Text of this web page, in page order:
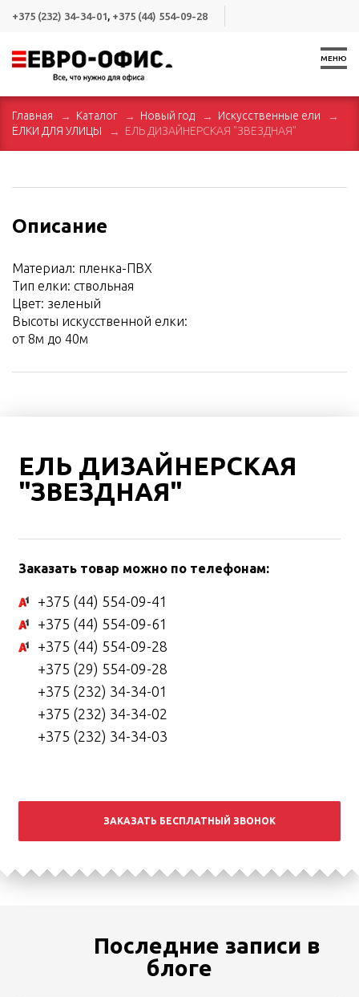
+375 (232) 34-34-01, +375 (44) 554-09-28
МЕНЮ
Главная Каталог Новый год
Искусственные ели
ЁЛКИ ДЛЯ УЛИЦЫ
ЕЛЬ ДИЗАЙНЕРСКАЯ "ЗВЕЗДНАЯ"
Описание
Материал: пленка-ПВХ
Тип елки: ствольная
Цвет: зеленый
Высоты искусственной елки:
от 8м до 40м
ЕЛЬ ДИЗАЙНЕРСКАЯ
"ЗВЕЗДНАЯ"
Заказать товар можно по телефонам:
+375 (44) 554-09-41
+375 (44) 554-09-61
+375 (44) 554-09-28
+375 (29) 554-09-28
+375 (232) 34-34-01
+375 (232) 34-34-02
+375 (232) 34-34-03
ЗАКАЗАТЬ БЕСПЛАТНЫЙ ЗВОНОК
Последние записи в
блоге